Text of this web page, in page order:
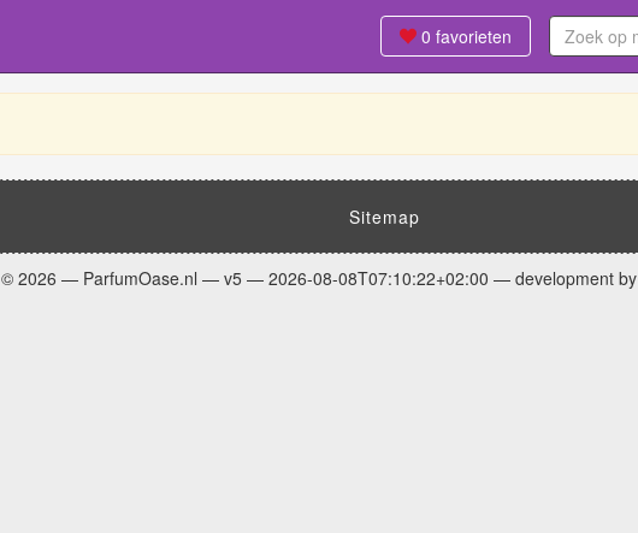
0 favorieten
Sitemap
© 2026 — ParfumOase.nl — v5 — 2026-08-08T07:10:22+02:00 — development by